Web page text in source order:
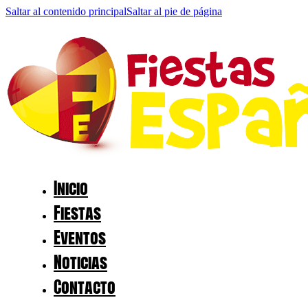
Saltar al contenido principalSaltar al pie de página
Inicio
Fiestas
Eventos
Noticias
Contacto